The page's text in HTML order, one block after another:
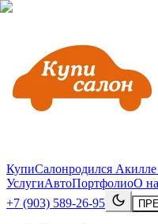
КупиСалонродился Акилле
УслугиАвтоПортфолиоО
+7 (903) 589-26-95